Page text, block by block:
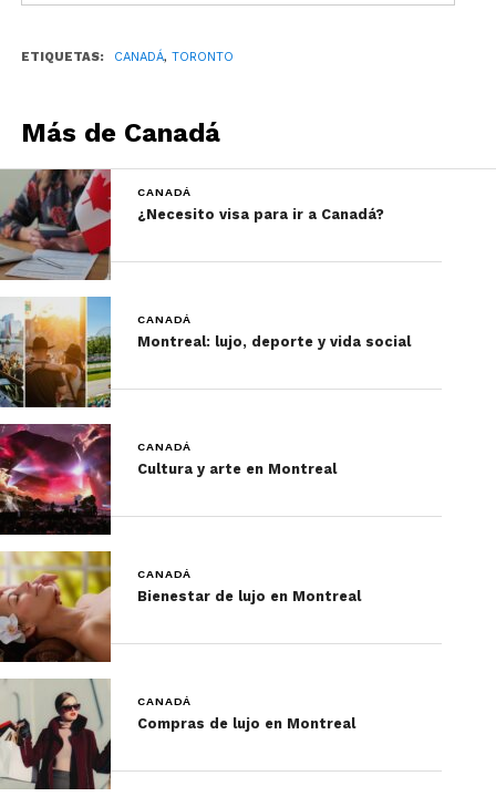
entradas sirven para un solo acceso a menos que
Aunque una de sus promesas es que evitarás las
filas, lo cierto es que en algunas atracciones, hacer
fila, será inevitablemente.
ETIQUETAS: CANADÁ, TORONTO
Más de Canadá
CANADÁ
¿Necesito visa para ir a Canadá?
CANADÁ
Montreal: lujo, deporte y vida social
CANADÁ
Cultura y arte en Montreal
CANADÁ
Bienestar de lujo en Montreal
CANADÁ
Compras de lujo en Montreal